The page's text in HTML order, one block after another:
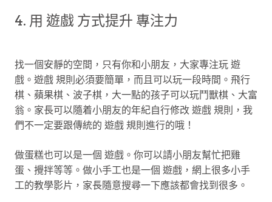
4. 用 遊戲 方式提升 專注力
找一個安靜的空間，只有你和小朋友，大家專注玩 遊
戲。遊戲 規則必須要簡單，而且可以玩一段時間。飛行
棋、蘋果棋、波子棋，大一點的孩子可以玩鬥獸棋、大富
翁。家長可以隨着小朋友的年紀自行修改 遊戲 規則，我
們不一定要跟傳統的 遊戲 規則進行的哦！
做蛋糕也可以是一個 遊戲。你可以請小朋友幫忙把雞
蛋、攪拌等等。做小手工也是一個 遊戲，網上很多小手
工的教學影片，家長隨意搜尋一下應該都會找到很多。